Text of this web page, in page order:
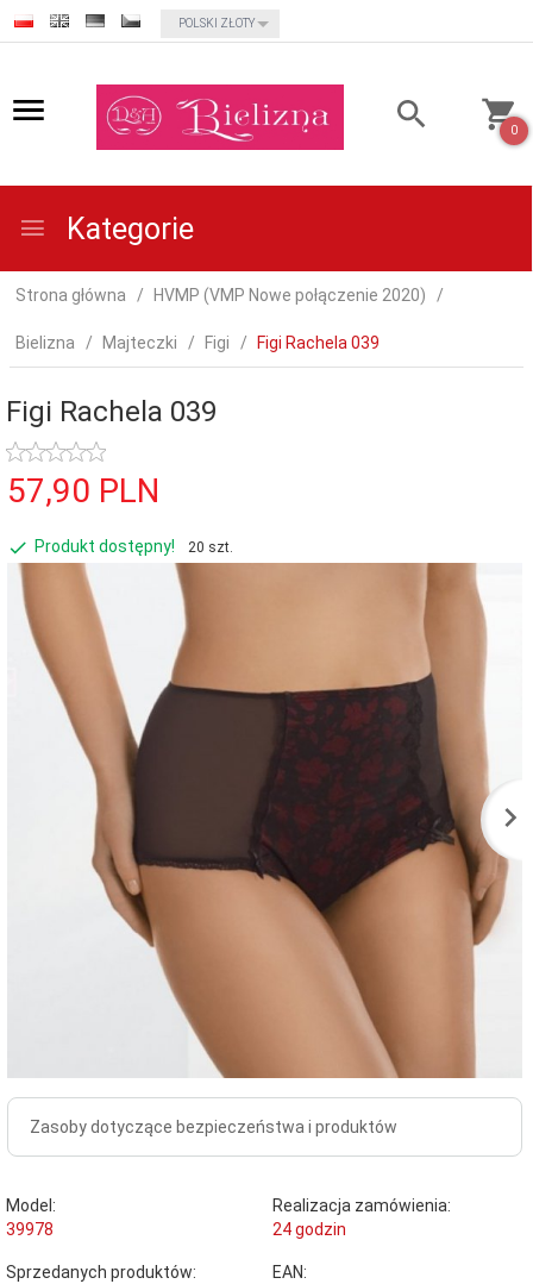
currency_h
POLSKI ZŁOTY
0
Kategorie
Strona główna HVMP (VMP Nowe połączenie 2020)
Bielizna Majteczki Figi Figi Rachela 039
Figi Rachela 039
57,90 PLN
Produkt dostępny! 20 szt.
Zasoby dotyczące bezpieczeństwa i produktów
Model:
39978
Realizacja zamówienia:
24 godzin
Sprzedanych produktów:
EAN: